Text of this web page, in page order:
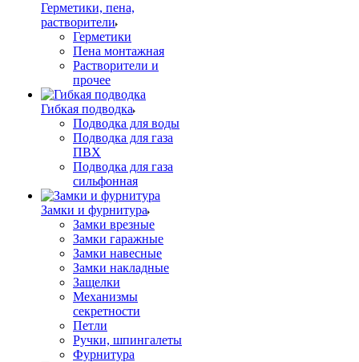
Герметики, пена,
растворители
Герметики
Пена монтажная
Растворители и
прочее
Гибкая подводка
Подводка для воды
Подводка для газа
ПВХ
Подводка для газа
сильфонная
Замки и фурнитура
Замки врезные
Замки гаражные
Замки навесные
Замки накладные
Защелки
Механизмы
секретности
Петли
Ручки, шпингалеты
Фурнитура